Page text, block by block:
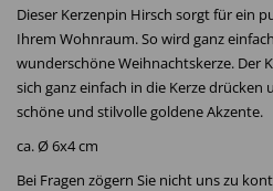
Dieser Kerzenpin Hirsch sorgt für ein
Ihrem Wohnraum. So wird ganz
wunderschöne Weihnachtskerze. Der
sich ganz einfach in die Kerze drücken
schöne und stilvolle goldene Akzente.
ca. Ø 6x4 cm
Bei Fragen zögern Sie nicht uns zu